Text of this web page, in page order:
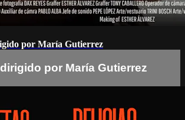
por María Gutierrez
por María Gutierrez